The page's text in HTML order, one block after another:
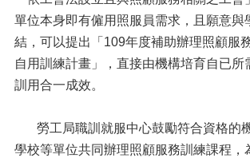
單位本身即有僱用照服員需求，且願意與
結，可以提出「109年度補助辦理照顧服
自用訓練計畫」，直接由機構培育自已所
訓用合一成效。
勞工局職訓就服中心鼓勵符合資格的機
學校等單位共同辦理照顧服務訓練課程，